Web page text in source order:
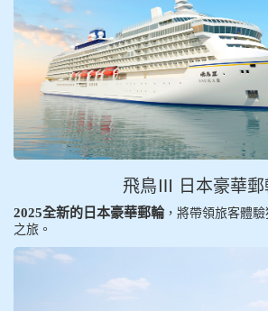
飛鳥Ⅲ 日本豪華郵
2025全新的日本豪華郵輪，將帶領旅客體
之旅。